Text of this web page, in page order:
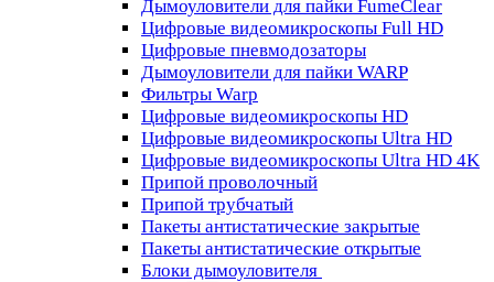
Дымоуловители для пайки FumeClear
Цифровые видеомикроскопы Full HD
Цифровые пневмодозаторы
Дымоуловители для пайки WARP
Фильтры Warp
Цифровые видеомикроскопы HD
Цифровые видеомикроскопы Ultra HD
Цифровые видеомикроскопы Ultra HD 4K
Припой проволочный
Припой трубчатый
Пакеты антистатические закрытые
Пакеты антистатические открытые
Блоки дымоуловителя